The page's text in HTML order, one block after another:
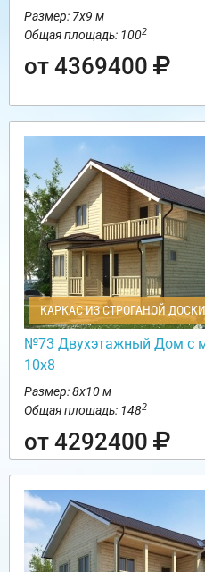
Размер: 7х9 м
Общая площадь: 1002
от 4369400
КАРКАС ИЗ СТРОГАНОЙ ДОСКИ
№73 Двухэтажный Дом с
10х8
Размер: 8х10 м
Общая площадь: 1482
от 4292400